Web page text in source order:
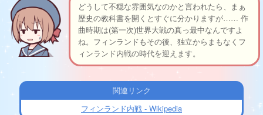
どうして不穏な雰囲気なのかと言われたら、まぁ
歴史の教科書を開くとすぐに分かりますが…… 作
曲時期は(第一次)世界大戦の真っ最中なんですよ
ね。フィンランドもその後、独立からまもなくフ
ィンランド内戦の時代を迎えます。
関連リンク
フィンランド内戦 - Wikipedia